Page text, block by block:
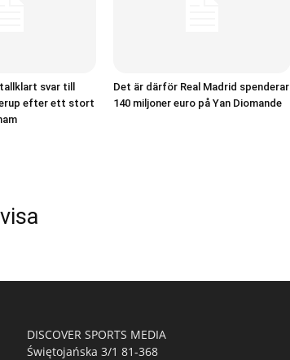
svar till
efter ett stort
Det är därför Real Madrid spenderar
140 miljoner euro på Yan Diomande
DISCOVER SPORTS MEDIA
Świętojańska 3/1 81-368